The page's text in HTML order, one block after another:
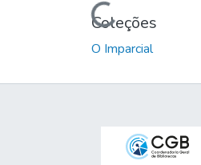
Carregando...
Coleções
O Imparcial